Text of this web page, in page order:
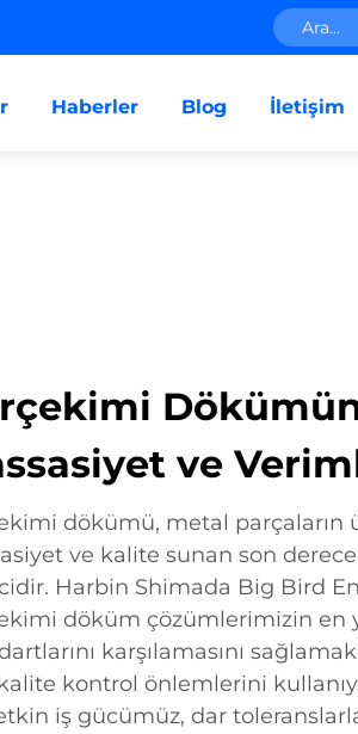
Haberler Blog İletişim
ve
dökümü, metal
ve kalite sunan son
Harbin Shimada Big Bird
döküm çözümlerimizin en
karşılamasını
kontrol önlemlerini
iş gücümüz, dar